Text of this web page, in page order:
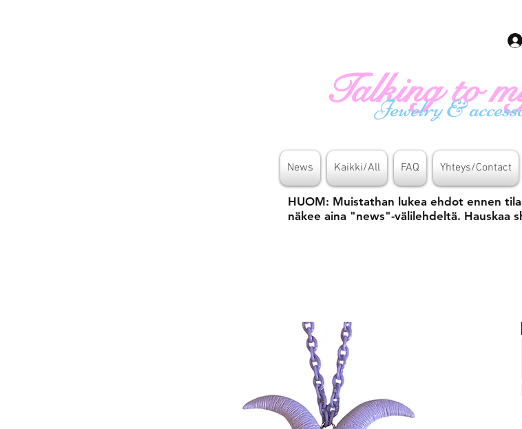
Talking to
Jewelry &
News Kaikki/All FAQ Yhteys/Contact
HUOM: Muistathan lukea ehdot ennen
näkee aina "news"-välilehdeltä. Hauskaa